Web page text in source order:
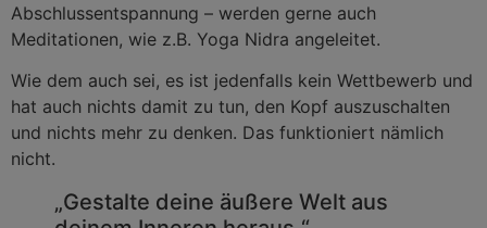
Abschlussentspannung – werden gerne auch
Meditationen, wie z.B. Yoga Nidra angeleitet.
Wie dem auch sei, es ist jedenfalls kein Wettbewerb und
hat auch nichts damit zu tun, den Kopf auszuschalten
und nichts mehr zu denken. Das funktioniert nämlich
nicht.
„Gestalte deine äußere Welt aus